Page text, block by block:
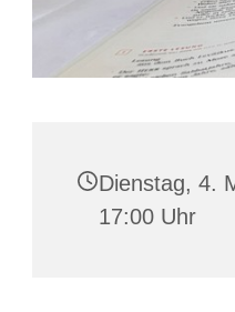
Dienstag, 4.
17:00 Uhr